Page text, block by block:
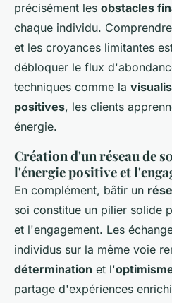
précisément les obstacles
chaque individu.
et les croyances limitantes
débloquer le flux
techniques comme la
positives, les clients
énergie.
Création d'un réseau de
l'énergie positive et
En complément, bâtir un
soi constitue un pilier solide
et l'engagement. Les
individus sur la même voie
détermination et l'
partage d'expériences